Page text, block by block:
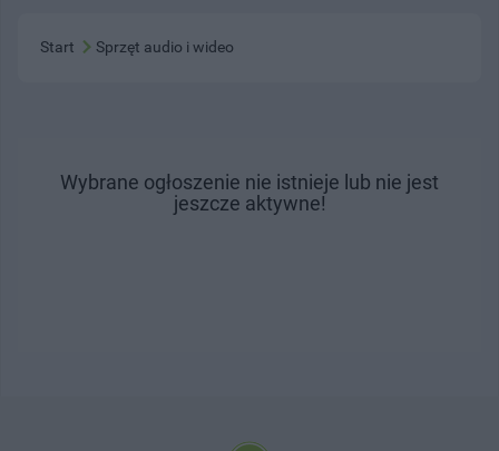
Start Sprzęt audio i wideo
Wybrane ogłoszenie nie istnieje lub nie jest
jeszcze aktywne!